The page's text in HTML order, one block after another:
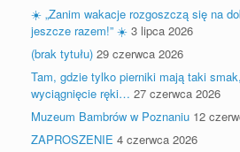
☀️ „Zanim wakacje rozgoszczą się na
jeszcze razem!” ☀️ 3 lipca 2026
(brak tytułu) 29 czerwca 2026
Tam, gdzie tylko pierniki mają taki
wyciągnięcie ręki… 27 czerwca 2026
Muzeum Bambrów w Poznaniu 12
ZAPROSZENIE 4 czerwca 2026